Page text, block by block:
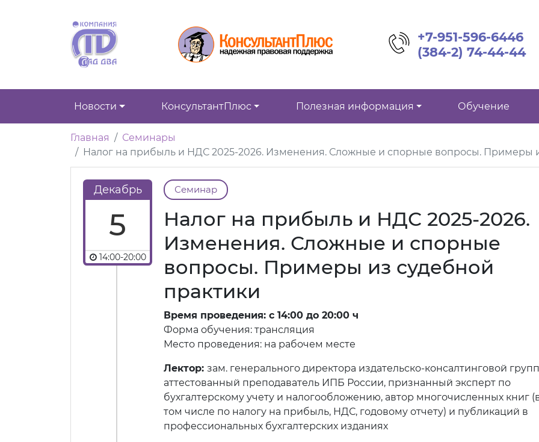
+7-951-596-6446
(384-2) 74-44-44
Новости КонсультантПлюс Полезная информация Обучение
Главная
Семинары
Налог на прибыль и НДС 2025-2026. Изменения. Сложные и спорные вопросы. Примеры
Декабрь
5
14:00-20:00
Семинар
Налог на прибыль и НДС 2025-2026.
Изменения. Сложные и спорные
вопросы. Примеры из судебной
практики
Время проведения: c 14:00 до 20:00 ч
Форма обучения: трансляция
Место проведения: на рабочем месте
Лектор: зам. генерального директора издательско-консалтинговой
аттестованный преподаватель ИПБ России, признанный эксперт по
бухгалтерскому учету и налогообложению, автор многочисленных книг
том числе по налогу на прибыль, НДС, годовому отчету) и публикаций в
профессиональных бухгалтерских изданиях